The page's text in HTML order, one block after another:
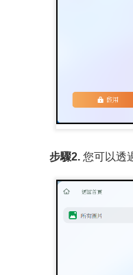
步驟2. 您可以透